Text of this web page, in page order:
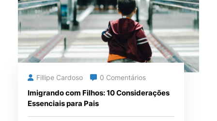
Fillipe Cardoso 0 Comentários
Imigrando com Filhos: 10 Considerações
Essenciais para Pais